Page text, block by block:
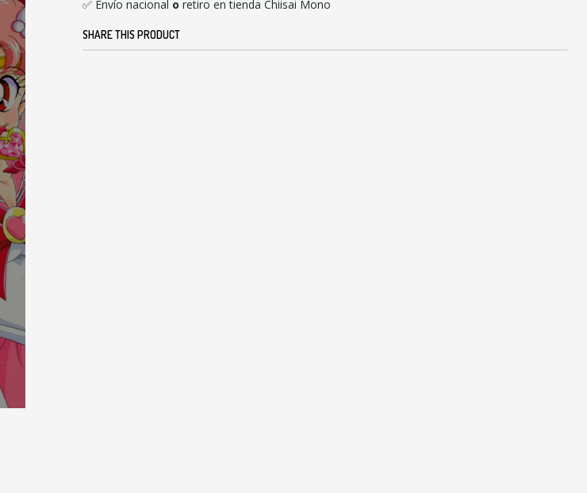
✅ Envío nacional o retiro en tienda Chiisai Mono
SHARE THIS PRODUCT